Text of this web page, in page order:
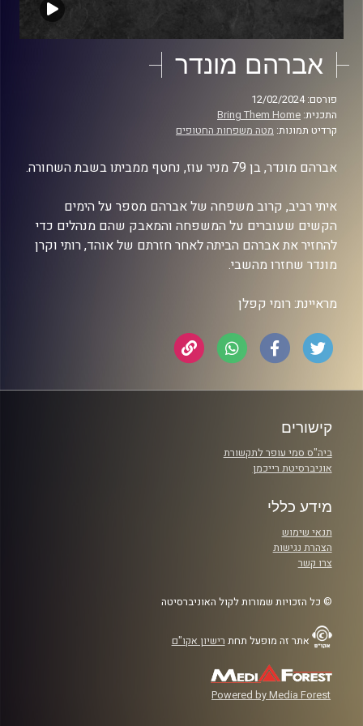
אברהם מונדר
פורסם: 12/02/2024
התכנית: Bring Them Home
קרדיט תמונות: מטה משפחות החטופים
אברהם מונדר, בן 79 מניר עוז, נחטף ממביתו בשבת השחורה.
איתי רביב, קרוב משפחה של אברהם מספר על הימים
הקשים שעוברים על המשפחה והמאבק שהם מנהלים כדי
להחזיר את אברהם הביתה לאחר חזרתם של אוהד, רותי וקרן
מונדר שחזרו מהשבי.
מראיינת: רומי קפלן
קישורים
ביה"ס סמי עופר לתקשורת
אוניברסיטת רייכמן
מידע כללי
תנאי שימוש
הצהרת נגישות
צרו קשר
© כל הזכויות שמורות לקול האוניברסיטה
אתר זה מופעל תחת רישיון אקו"ם
Powered by Media Forest